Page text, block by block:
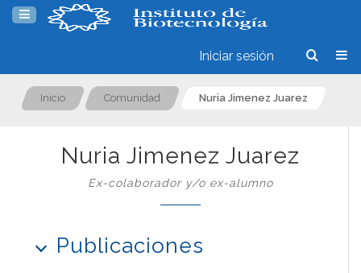
Iniciar sesión
Inicio Comunidad Nuria Jimenez Juarez
Nuria Jimenez Juarez
Ex-colaborador y/o ex-alumno
Publicaciones